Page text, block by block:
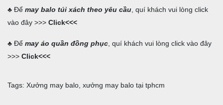
♣ Để may balo túi xách theo yêu cầu , quí khách vui lòng click
vào đây >>> Click<<<
♣ Để may áo quần đồng phục , quí khách vui lòng click vào đây
>>> Click<<<
Tags: Xưởng may balo xưởng may balo tại tphcm